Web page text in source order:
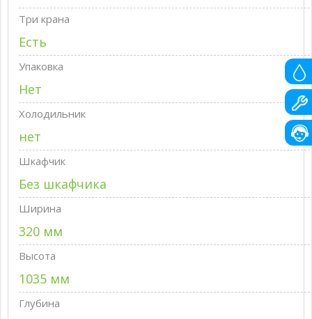
Три крана
Есть
Упаковка
Нет
Холодильник
нет
Шкафчик
Без шкафчика
Ширина
320 мм
Высота
1035 мм
Глубина